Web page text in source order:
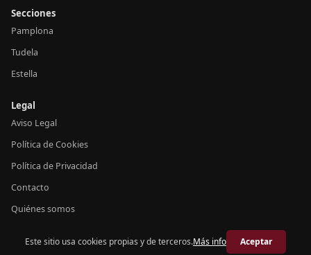
Secciones
Pamplona
Tudela
Estella
Legal
Aviso Legal
Política de Cookies
Política de Privacidad
Contacto
Quiénes somos
© 2026 Crónica Navarra
Este sitio usa cookies propias y de terceros.Más info Aceptar